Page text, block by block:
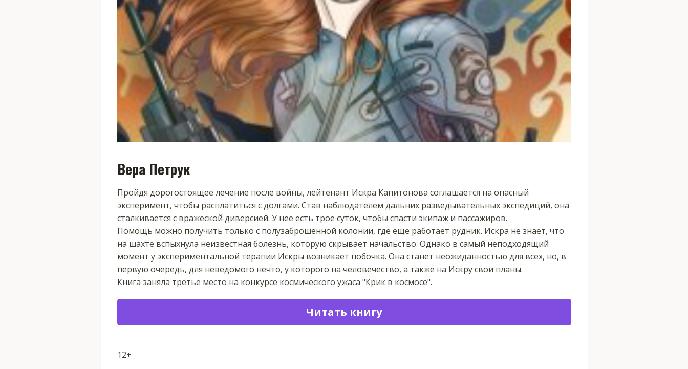
Вера Петрук
Пройдя дорогостоящее лечение после войны, лейтенант Искра Капитонова соглашается на опасный
эксперимент, чтобы расплатиться с долгами. Став наблюдателем дальних разведывательных экспедиций, она
сталкивается с вражеской диверсией. У нее есть трое суток, чтобы спасти экипаж и пассажиров.
Помощь можно получить только с полузаброшенной колонии, где еще работает рудник. Искра не знает, что
на шахте вспыхнула неизвестная болезнь, которую скрывает начальство. Однако в самый неподходящий
момент у экспериментальной терапии Искры возникает побочка. Она станет неожиданностью для всех, но, в
первую очередь, для неведомого нечто, у которого на человечество, а также на Искру свои планы.
Книга заняла третье место на конкурсе космического ужаса "Крик в космосе".
Читать книгу
12+